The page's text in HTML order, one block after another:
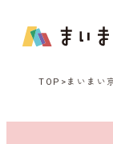
TOP まいまい